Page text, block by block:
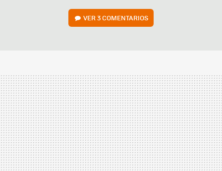
VER3 COMENTARIOS